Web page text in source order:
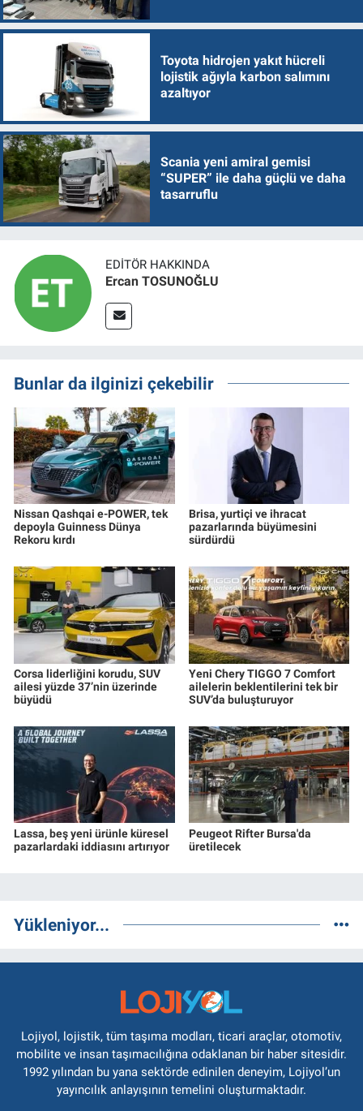
Toyota hidrojen yakıt hücreli
lojistik ağıyla karbon salımını
azaltıyor
Scania yeni amiral gemisi
“SUPER” ile daha güçlü ve daha
tasarruflu
EDITÖR HAKKINDA
Ercan TOSUNOĞLU
Bunlar da ilginizi çekebilir
Nissan Qashqai e-POWER, tek
depoyla Guinness Dünya
Rekoru kırdı
Brisa, yurtiçi ve ihracat
pazarlarında büyümesini
sürdürdü
Corsa liderliğini korudu, SUV
ailesi yüzde 37’nin üzerinde
büyüdü
Yeni Chery TIGGO 7 Comfort
ailelerin beklentilerini tek bir
SUV’da buluşturuyor
Lassa, beş yeni ürünle küresel
pazarlardaki iddiasını artırıyor
Peugeot Rifter Bursa'da
üretilecek
Yükleniyor...
Lojiyol, lojistik, tüm taşıma modları, ticari araçlar, otomotiv,
mobilite ve insan taşımacılığına odaklanan bir haber sitesidir.
1992 yılından bu yana sektörde edinilen deneyim, Lojiyol’un
yayıncılık anlayışının temelini oluşturmaktadır.